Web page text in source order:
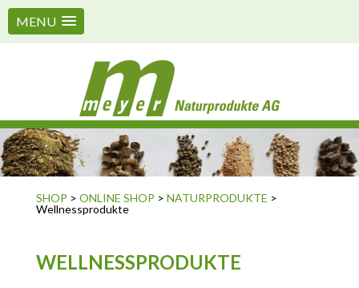
MENU
SHOP > ONLINE SHOP > NATURPRODUKTE >
Wellnessprodukte
WELLNESSPRODUKTE